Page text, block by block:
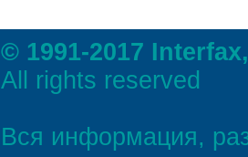
© 1991-2017
All rights reserved
Вся информация,